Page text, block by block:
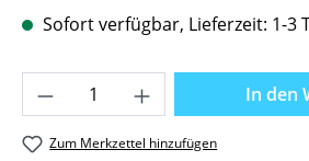
Sofort verfügbar, Lieferzeit: 1-3
Produkt Anzahl: GibIn den
Zum Merkzettel hinzufügen